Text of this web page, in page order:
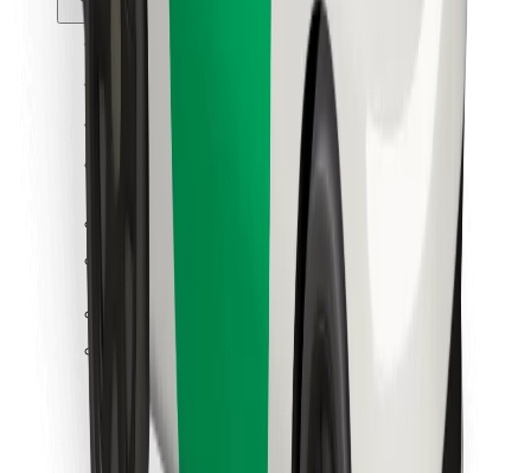
Uma viagem em poucos minutos!
Instalar app da Bolt
Encontra o teu prato favorito!
Instalar app da Bolt Food